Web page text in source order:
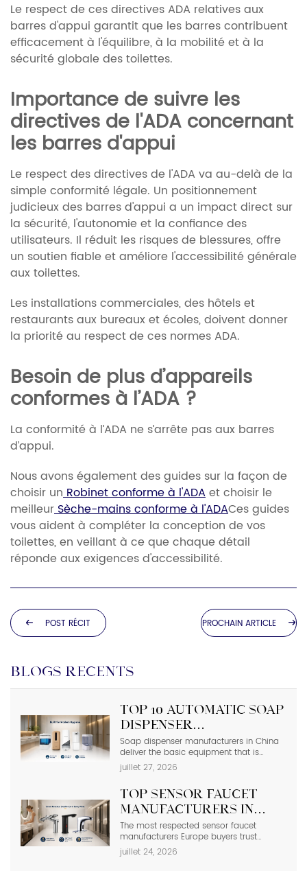
Le respect de ces directives ADA relatives aux
barres d'appui garantit que les barres contribuent
efficacement à l'équilibre, à la mobilité et à la
sécurité globale des toilettes.
Importance de suivre les
directives de l'ADA concernant
les barres d'appui
Le respect des directives de l'ADA va au-delà de la
simple conformité légale. Un positionnement
judicieux des barres d'appui a un impact direct sur
la sécurité, l'autonomie et la confiance des
utilisateurs. Il réduit les risques de blessures, offre
un soutien fiable et améliore l'accessibilité générale
aux toilettes.
Les installations commerciales, des hôtels et
restaurants aux bureaux et écoles, doivent donner
la priorité au respect de ces normes ADA.
Besoin de plus d’appareils
conformes à l’ADA ?
La conformité à l’ADA ne s’arrête pas aux barres
d’appui.
Nous avons également des guides sur la façon de
choisir unRobinet conforme à l'ADAet choisir le
meilleurSèche-mains conforme à l'ADACes guides
vous aident à compléter la conception de vos
toilettes, en veillant à ce que chaque détail
réponde aux exigences d'accessibilité.
POST RÉCIT PROCHAIN ARTICLE
BLOGS RÉCENTS
Top 10 Automatic Soap
Dispenser
Manufacturers in
China
Soap dispenser manufacturers in China
deliver the basic equipment that is
needed in modern commercial
bathrooms where hygiene stands first
even a failure of one sensor causes the
soap to run out and makes the floor
suppliers depending on photos in
catalogs […]
juillet 27, 2026
Top Sensor Faucet
Manufacturers in
Europe | 2026 Buyer’s
Guide
The most respected sensor faucet
manufacturers Europe buyers trust
include Hansgrohe, Grohe, Roca, Geberit,
Oras, and Delabie, while high-spec
juillet 24, 2026